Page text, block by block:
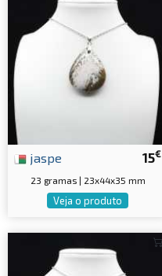
15€
jaspe
23 gramas | 23x44x35 mm
Veja o produto